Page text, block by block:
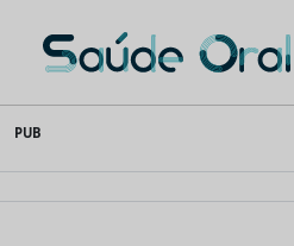
to
content
Saúde Oral
PUB